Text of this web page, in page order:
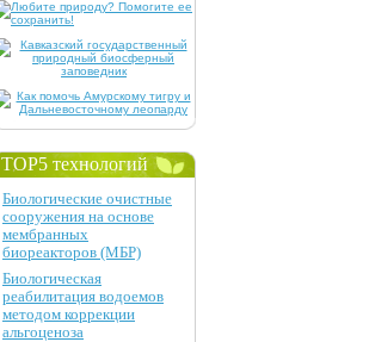
TOP5 технологий
Биологические очистные
сооружения на основе
мембранных
биореакторов (МБР)
Биологическая
реабилитация водоемов
методом коррекции
альгоценоза